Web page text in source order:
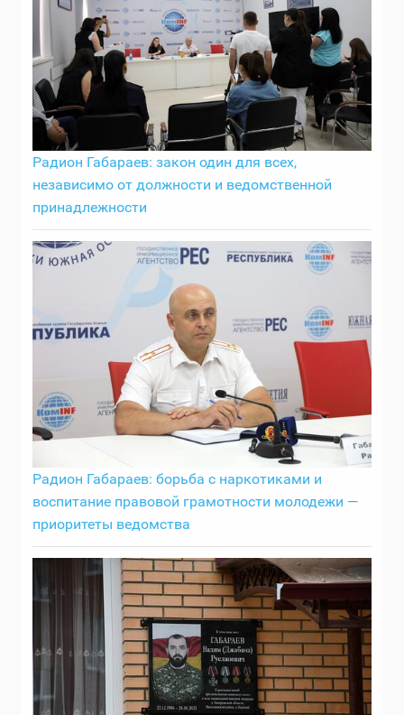
Радион Габараев: закон один для всех,
независимо от должности и ведомственной
принадлежности
Радион Габараев: борьба с наркотиками и
воспитание правовой грамотности молодежи —
приоритеты ведомства